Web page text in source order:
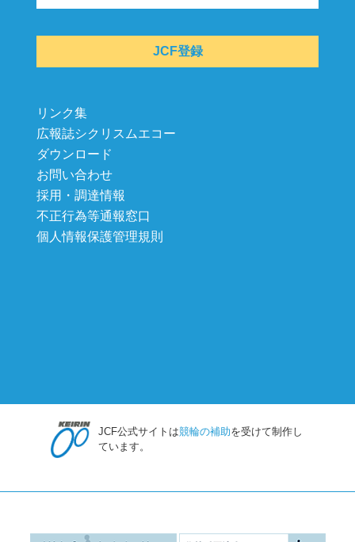
JCF登録
リンク集
広報誌シクリスムエコー
ダウンロード
お問い合わせ
採用・調達情報
不正行為等通報窓口
個人情報保護管理規則
JCF公式サイトは競輪の補助を受けて制作し
ています。